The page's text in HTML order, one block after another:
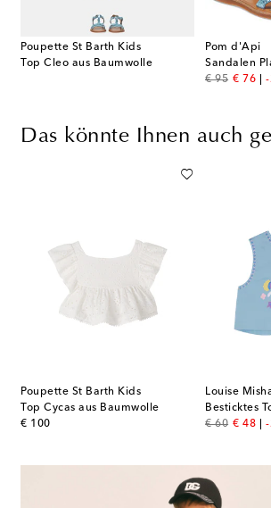
Poupette St Barth Kids
Top Cleo aus Baumwolle
Pom d'Api
€ 95
original€ 76 -
Das könnte Ihnen auch
Poupette St Barth Kids
Top Cycas aus Baumwolle
€ 100
original price
Louise
€ 60
original€ 48 -